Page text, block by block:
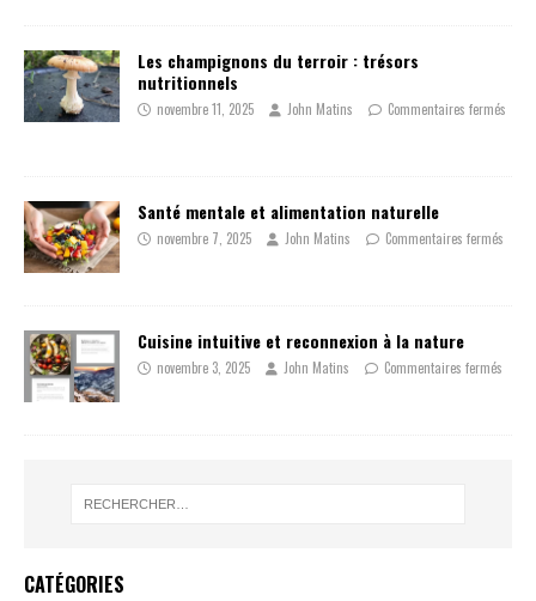
Les champignons du terroir : trésors
nutritionnels
novembre 11, 2025 John Matins Commentaires fermés
Santé mentale et alimentation naturelle
novembre 7, 2025 John Matins Commentaires fermés
Cuisine intuitive et reconnexion à la nature
novembre 3, 2025 John Matins Commentaires fermés
CATÉGORIES